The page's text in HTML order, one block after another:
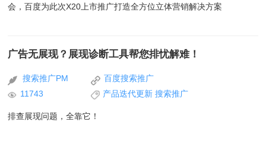
会，百度为此次X20上市推广打造全方位立体营销解决方案
广告无展现？展现诊断工具帮您排忧解难！
搜索推广PM
百度搜索推广
11743
产品迭代更新 搜索推广
排查展现问题，全靠它！